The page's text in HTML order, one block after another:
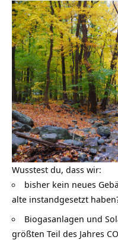
Wusstest du, dass wir:
bisher kein neues
alte instandgesetzt
Biogasanlagen und
größten Teil des Jahres